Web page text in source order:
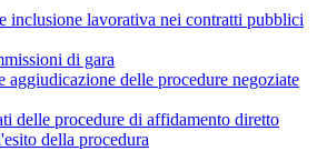
inclusione lavorativa nei contratti pubblici
di gara
aggiudicazione delle procedure negoziate
delle procedure di affidamento diretto
della procedura